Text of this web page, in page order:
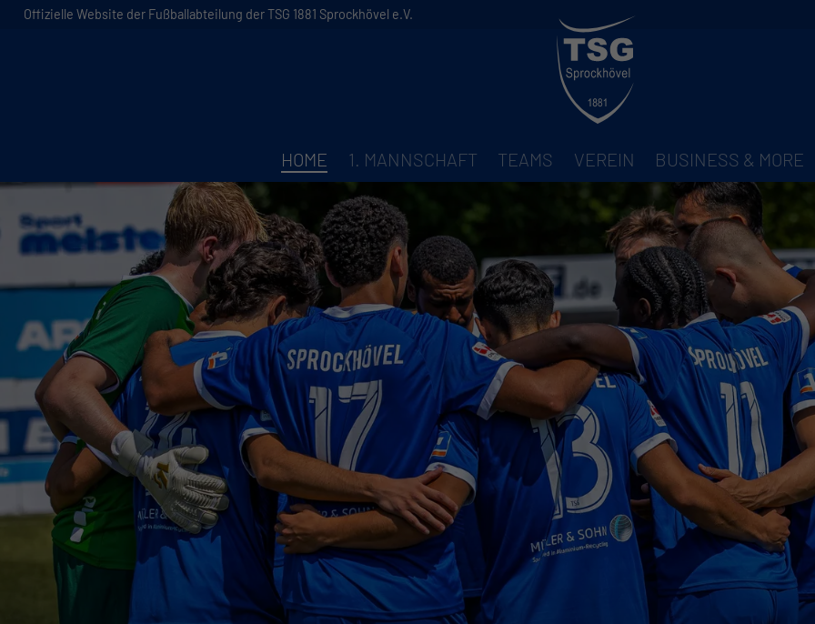
Offizielle Website der Fußballabteilung der TSG 1881 Sprockhövel e.V.
HOME 1. MANNSCHAFT TEAMS VEREIN BUSINESS & MORE